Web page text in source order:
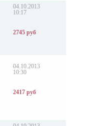
04.10.2013
10:17
2745 руб
04.10.2013
10:30
2417 руб